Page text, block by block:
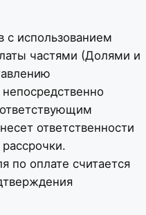
с использованием
частями (Долями и
ответственности
по оплате считается